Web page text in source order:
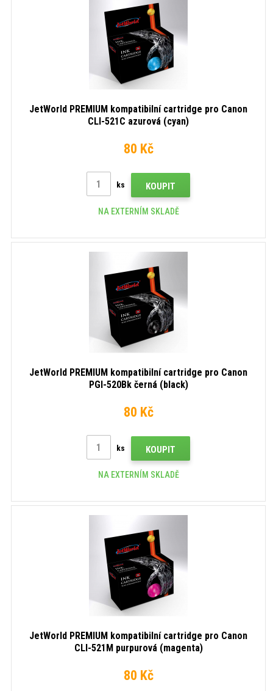
JetWorld PREMIUM kompatibilní cartridge pro Canon
CLI-521C azurová (cyan)
80 Kč
ks KOUPIT
NA EXTERNÍM SKLADĚ
JetWorld PREMIUM kompatibilní cartridge pro Canon
PGI-520Bk černá (black)
80 Kč
ks KOUPIT
NA EXTERNÍM SKLADĚ
JetWorld PREMIUM kompatibilní cartridge pro Canon
CLI-521M purpurová (magenta)
80 Kč